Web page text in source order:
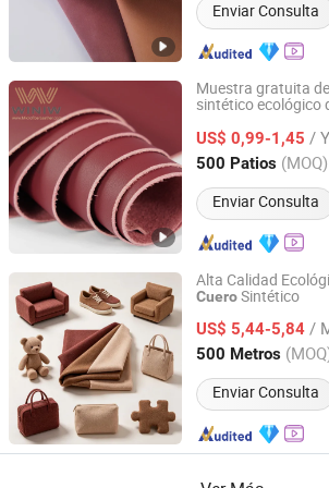
Enviar Consulta
Muestra gratuita
sintético ecológico
de microfibra
relieve para
US$ 0,99-1,45 /
500 Patios (MOQ)
Enviar Consulta
Quanzhou Winiw Import and Export Co.,
Fujian, China Desde 2022
Alta Calidad
CueroSintético
US$ 5,44-5,84 /
500 Metros
Enviar Consulta
Zhejiang Minfeng Chemistry Co., Ltd
Zhejiang, China Desde